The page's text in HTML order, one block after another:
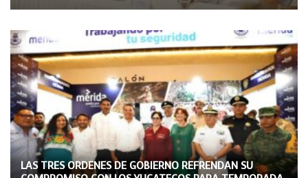
LAS TRES ORDENES DE GOBIERNO REFRENDAN SU